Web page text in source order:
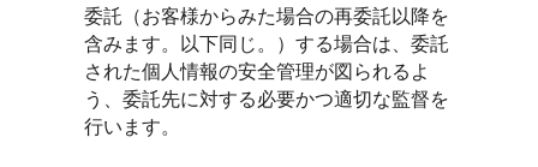
委託（お客様からみた場合の再委託以降を
含みます。以下同じ。）する場合は、委託
された個人情報の安全管理が図られるよ
う、委託先に対する必要かつ適切な監督を
行います。